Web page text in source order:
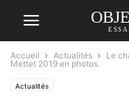
Accueil Actualités
Le
Mettet 2019 en photos.
Actualités